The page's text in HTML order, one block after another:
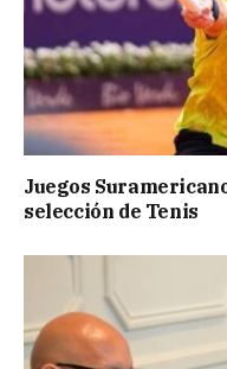
Juegos
selección de Tenis